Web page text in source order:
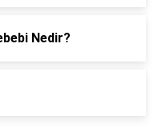
Nedir?